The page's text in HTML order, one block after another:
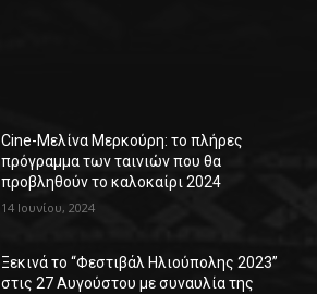
Cine-Μελίνα Μερκούρη: το πλήρες
πρόγραμμα των ταινιών που θα
προβληθούν το καλοκαίρι 2024
14 Ιουνίου, 2024
Ξεκινά το “Φεστιβάλ Ηλιούπολης 2023”
στις 27 Αυγούστου με συναυλία της